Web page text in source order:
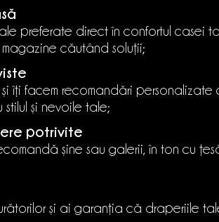
preferate direct în confortul casei
căutând soluții;
îți facem recomandări personalizate
și nevoile tale;
potrivite
șine sau galerii, în ton cu
și ai garanția că draperiile